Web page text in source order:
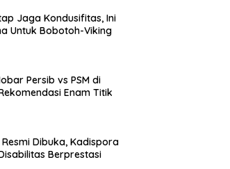
Jaga Kondusifitas, Ini
Untuk Bobotoh-Viking
Persib vs PSM di
Enam Titik
Resmi Dibuka, Kadispora
Berprestasi